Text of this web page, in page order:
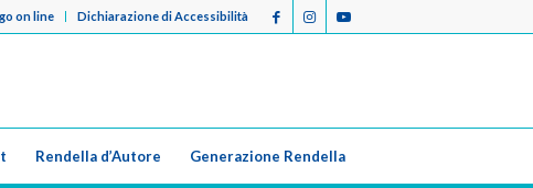
on line Dichiarazione di Accessibilità
Rendella d’Autore Generazione Rendella